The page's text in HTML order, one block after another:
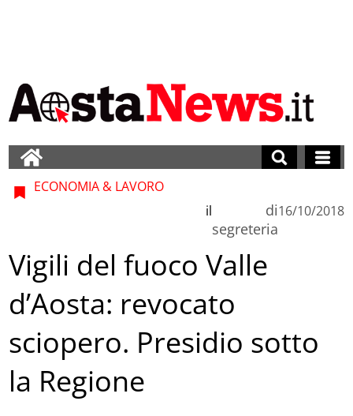
ECONOMIA & LAVORO
di
segreteria
il 16/10/2018
Vigili del fuoco Valle
d’Aosta: revocato
sciopero. Presidio sotto
la Regione